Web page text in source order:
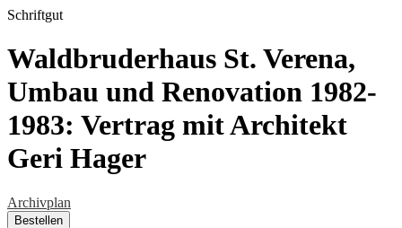
Schriftgut
Waldbruderhaus St. Verena,
Umbau und Renovation 1982-
1983: Vertrag mit Architekt
Geri Hager
Archivplan
Bestellen